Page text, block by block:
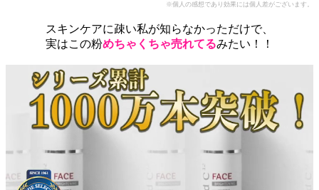
※個人の感想であり効果には個人差がございます。
スキンケアに疎い私が知らなかっただけで、
実はこの粉めちゃくちゃ売れてるみたい！！